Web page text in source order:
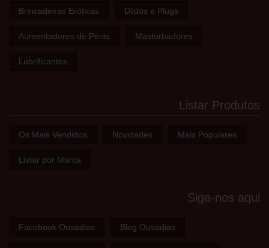
Brincadeiras Eróticas Dildos e Plugs
Aumentadores de Pénis Masturbadores
Lubrificantes
Listar Produtos
Os Mais Vendidos Novidades Mais Populares
Listar por Marca
Siga-nos aqui
Facebook Ousadias Blog Ousadias